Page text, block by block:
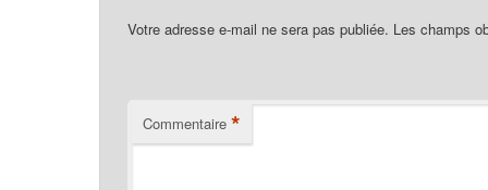
Votre adresse e-mail ne sera pas publiée. Les champs
Commentaire *